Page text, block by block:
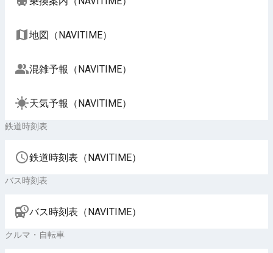
地図（NAVITIME）
混雑予報（NAVITIME）
天気予報（NAVITIME）
鉄道時刻表
鉄道時刻表（NAVITIME）
バス時刻表
バス時刻表（NAVITIME）
クルマ・自転車